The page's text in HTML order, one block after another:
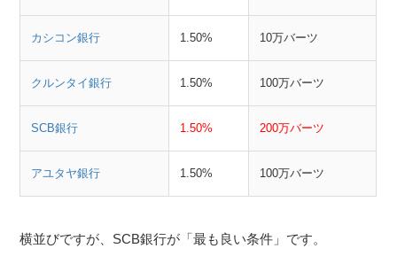
カシコン銀行 1.50% 10万バーツ
クルンタイ銀行 1.50% 100万バーツ
SCB銀行 1.50% 200万バーツ
アユタヤ銀行 1.50% 100万バーツ
横並びですが、SCB銀行が「最も良い条件」です。